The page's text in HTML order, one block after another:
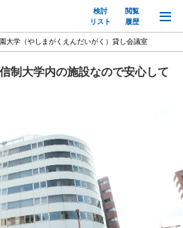
検討
リスト
閲覧
履歴
大学（やしまがくえんだいがく）貸し会議室
制大学内の施設なので安心して